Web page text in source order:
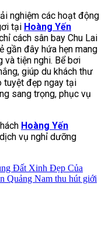
nghiệm các hoạt động
tại Hoàng Yến
cách sân bay Chu Lai
gần đây hứa hẹn mang
và tiện nghi. Bể bơi
giúp du khách thư
tuyệt đẹp ngay tại
sang trọng, phục vụ
Hoàng Yến
vụ nghỉ dưỡng
Đất Xinh Đẹp Của
Quảng Nam thu hút giới